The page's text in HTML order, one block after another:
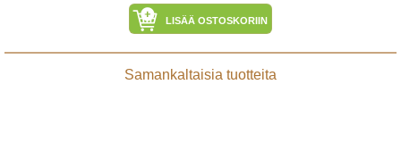
LISÄÄ OSTOSKORIIN
Samankaltaisia tuotteita